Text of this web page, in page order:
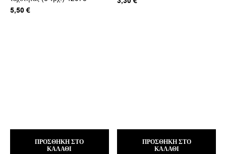
5,50 €
ΠΡΟΣΘΉΚΗ ΣΤΟ
ΚΑΛΆΘΙ
ΠΡΟΣΘΉΚΗ ΣΤΟ
ΚΑΛΆΘΙ